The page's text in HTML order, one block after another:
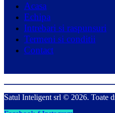
Acasa
Echipa
Intrebari si raspunsuri
Termeni si conditii
Contact
Satul Inteligent srl © 2026. Toate